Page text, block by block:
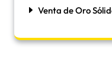
Venta de Oro